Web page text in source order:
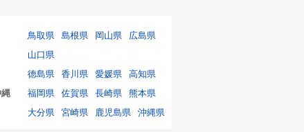
鳥取県 島根県 岡山県
広島県
山口県
徳島県 香川県 愛媛県
高知県
福岡県 佐賀県 長崎県
熊本県
大分県
宮崎県 鹿児島県 沖縄県